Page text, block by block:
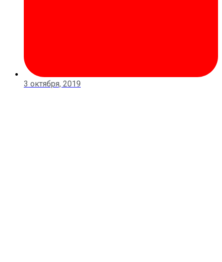
3 октября, 2019